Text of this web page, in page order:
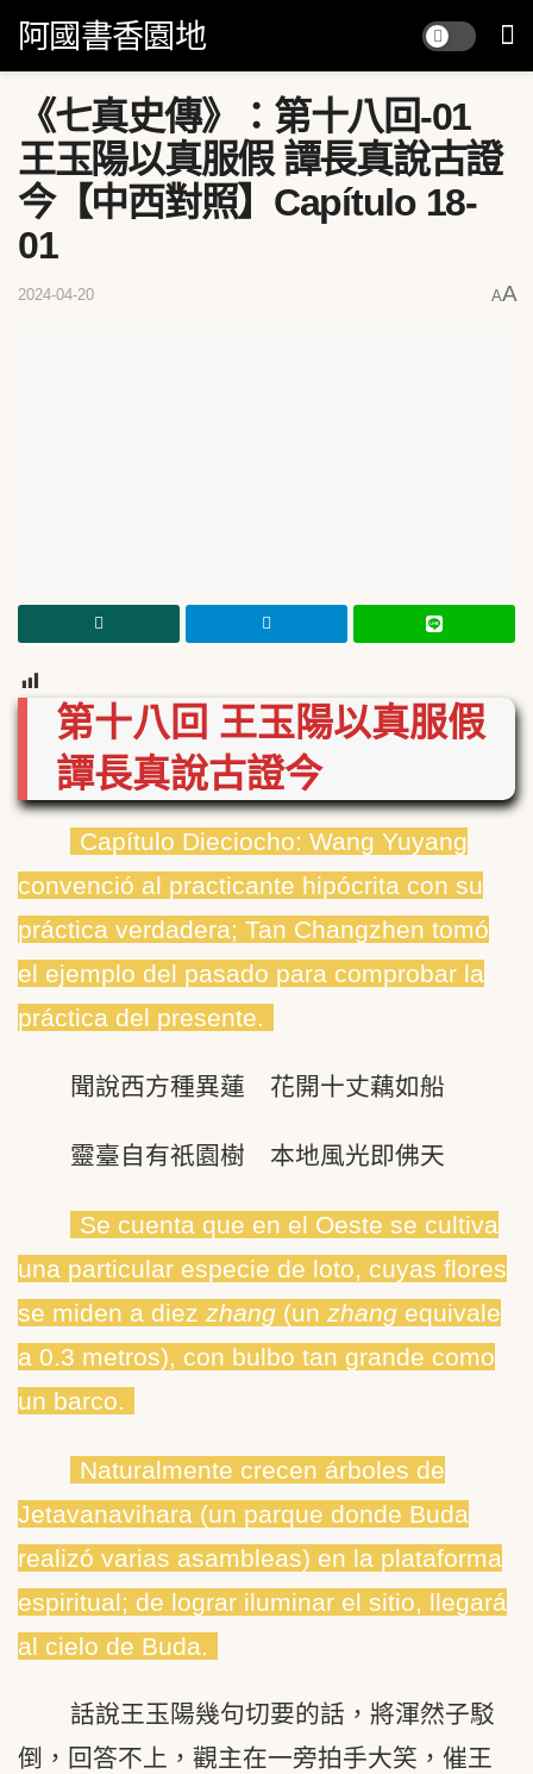
阿國書香園地
《七真史傳》：第十八回-01
王玉陽以真服假 譚長真說古證
今【中西對照】Capítulo 18-
01
2024-04-20 AA
第十八回 王玉陽以真服假
譚長真說古證今
Capítulo Dieciocho: Wang Yuyang
convenció al practicante hipócrita con su
práctica verdadera; Tan Changzhen tomó
el ejemplo del pasado para comprobar la
práctica del presente.
聞說西方種異蓮 花開十丈藕如船
靈臺自有祇園樹 本地風光即佛天
Se cuenta que en el Oeste se cultiva
una particular especie de loto, cuyas flores
se miden a diez zhang (un zhang equivale
a 0.3 metros), con bulbo tan grande como
un barco.
Naturalmente crecen árboles de
Jetavanavihara (un parque donde Buda
realizó varias asambleas) en la plataforma
espiritual; de lograr iluminar el sitio, llegará
al cielo de Buda.
話說王玉陽幾句切要的話，將渾然子駁
倒，回答不上，觀主在一旁拍手大笑，催王